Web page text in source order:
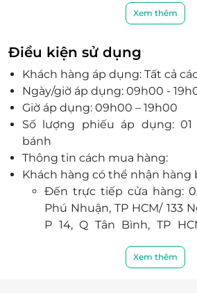
hòa cùng nền văn hóa du
sắc độc đáo, phát triển phồn
mang đậm vẻ đẹp truyền
Sản phẩm của Hội An
hơn 20 loại nhân bánh đặc
những nguyên liệu cao cấp,
cho sức khỏe: cua huỳnh đế,
vi cá... kết hợp hạt dinh
hạt hạnh nhân và hạt óc chó.
vị bánh có độ ngọt thanh,
bổ dưỡng... Hộp bánh với thiết
mắt, ấn tượng mang đậm âm
thu. Hội An Mooncake với
được ưa chuộng nhất khi
món quà thể hiện tình thân, là
đơn vị thể hiện tình cảm
Xem thêm
Điều kiện sử dụng
Khách hàng áp dụng: Tất cả
Ngày/giờ áp dụng: 09h00 -
Giờ áp dụng: 09h00 – 19h00
Số lượng phiếu áp dụng: 01
bánh
Thông tin cách mua hàng:
Khách hàng có thể nhận hàng
Đến trực tiếp cửa hàng:
Phú Nhuận, TP HCM/ 133
P 14, Q Tân Bình, TP
Đăng ký giao hàng tận
Xem thêm